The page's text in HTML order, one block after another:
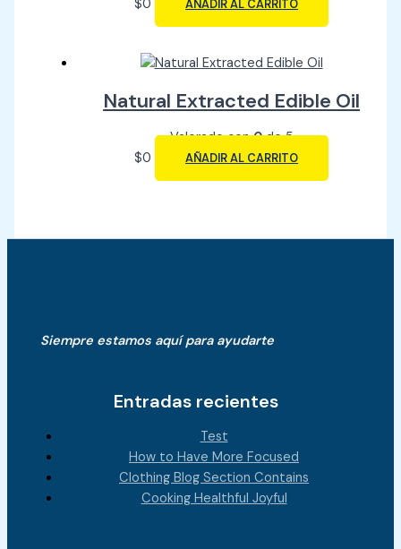
$0 AÑADIR AL CARRITO
Natural Extracted Edible Oil
Valorado con0de 5
$0 AÑADIR AL CARRITO
Siempre estamos aquí para ayudarte
Entradas recientes
Test
How to Have More Focused
Clothing Blog Section Contains
Cooking Healthful Joyful